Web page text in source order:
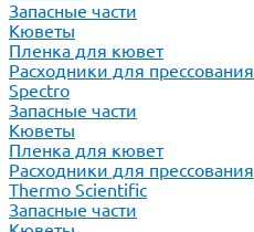
Запасные части
Кюветы
Пленка для кювет
Расходники для прессования
Spectro
Запасные части
Кюветы
Пленка для кювет
Расходники для прессования
Thermo Scientific
Запасные части